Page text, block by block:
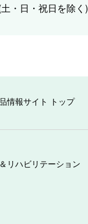
・日・祝日を除く)
情報サイト トップ
リハビリテーション